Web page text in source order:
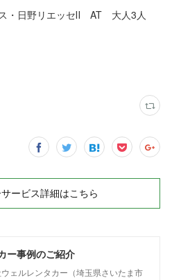
・日野リエッセⅡ AT 大人3人
ービス詳細はこちら
ー事例のご紹介
ェルレンタカー（埼玉県さいたま市